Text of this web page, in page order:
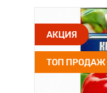
АКЦИЯ
ТОП ПРОДАЖ